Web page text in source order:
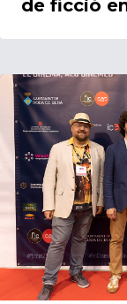
de ficció
13/06/2023